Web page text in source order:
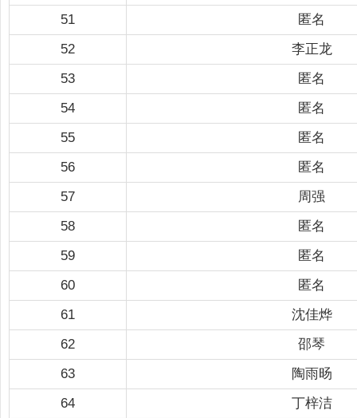
51
匿名
52
李正龙
53
匿名
54
匿名
55
匿名
56
匿名
57
周强
58
匿名
59
匿名
60
匿名
61
沈佳烨
62
邵琴
63
陶雨旸
64
丁梓洁